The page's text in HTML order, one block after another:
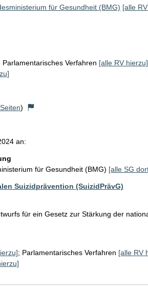
für Gesundheit (BMG) [alle
Parlamentarisches Verfahren [alle RV hierzu]
)
an:
für Gesundheit (BMG) [alle SG
Suizidprävention (SuizidPrävG)
für ein Gesetz zur Stärkung der
; Parlamentarisches Verfahren [alle RV